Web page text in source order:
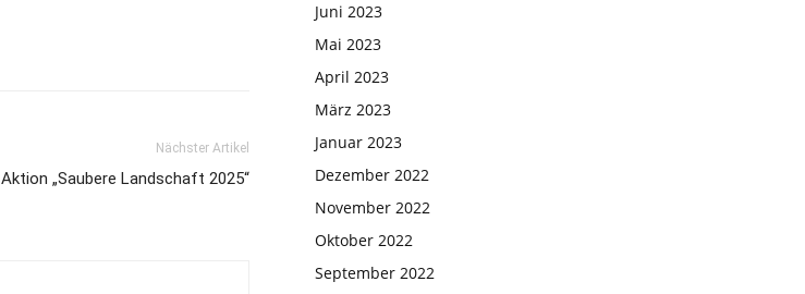
Nächster Artikel
Aktion „Saubere Landschaft 2025“
Juni 2023
Mai 2023
April 2023
März 2023
Januar 2023
Dezember 2022
November 2022
Oktober 2022
September 2022